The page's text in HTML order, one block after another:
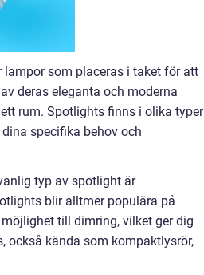
som placeras i taket för att
deras eleganta och moderna
rum. Spotlights finns i olika typer
specifika behov och
typ av spotlight är
blir alltmer populära på
till dimring, vilket ger dig
också kända som kompaktlysrör,